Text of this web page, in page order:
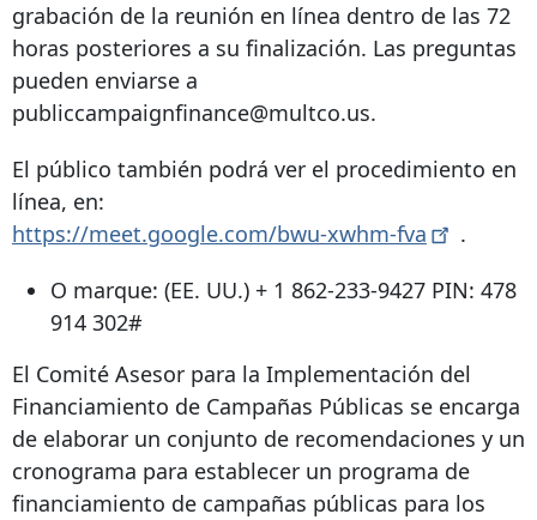
grabación de la reunión en línea dentro de las 72
horas posteriores a su finalización. Las preguntas
pueden enviarse a
publiccampaignfinance@multco.us.
El público también podrá ver el procedimiento en
línea, en:
https://meet.google.com/bwu-xwhm-fva
.
O marque: (EE. UU.) + 1 862-233-9427 PIN: 478
914 302#
El Comité Asesor para la Implementación del
Financiamiento de Campañas Públicas se encarga
de elaborar un conjunto de recomendaciones y un
cronograma para establecer un programa de
financiamiento de campañas públicas para los